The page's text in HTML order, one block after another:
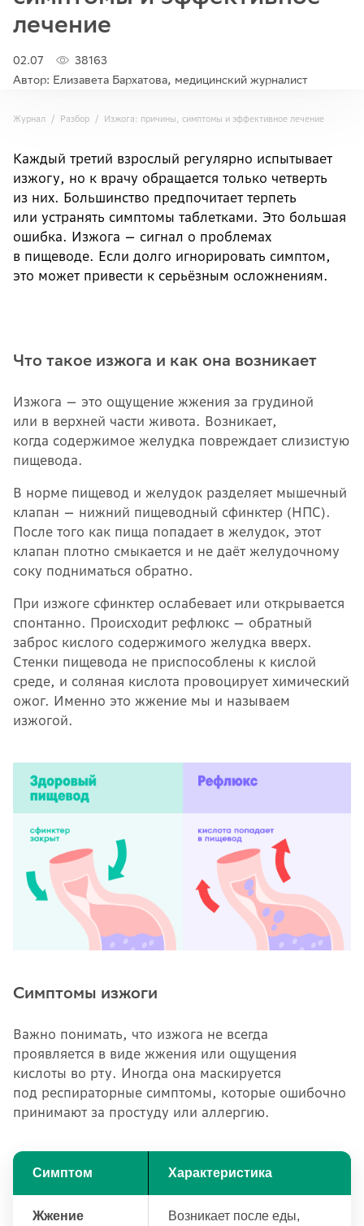
лечение
02.07
38163
Автор: Елизавета Бархатова, медицинский журналист
Журнал Разбор Изжога: причины, симптомы и эффективное лечение
Каждый третий взрослый регулярно испытывает
изжогу, но к врачу обращается только четверть
из них. Большинство предпочитает терпеть
или устранять симптомы таблетками. Это большая
ошибка. Изжога — сигнал о проблемах
в пищеводе. Если долго игнорировать симптом,
это может привести к серьёзным осложнениям.
Что такое изжога и как она возникает
Изжога — это ощущение жжения за грудиной
или в верхней части живота. Возникает,
когда содержимое желудка повреждает слизистую
пищевода.
В норме пищевод и желудок разделяет мышечный
клапан — нижний пищеводный сфинктер (НПС).
После того как пища попадает в желудок, этот
клапан плотно смыкается и не даёт желудочному
соку подниматься обратно.
При изжоге сфинктер ослабевает или открывается
спонтанно. Происходит рефлюкс — обратный
заброс кислого содержимого желудка вверх.
Стенки пищевода не приспособлены к кислой
среде, и соляная кислота провоцирует химический
ожог. Именно это жжение мы и называем
изжогой.
Симптомы изжоги
Важно понимать, что изжога не всегда
проявляется в виде жжения или ощущения
кислоты во рту. Иногда она маскируется
под респираторные симптомы, которые ошибочно
принимают за простуду или аллергию.
Симптом Характеристика
Жжение
Возникает после еды,